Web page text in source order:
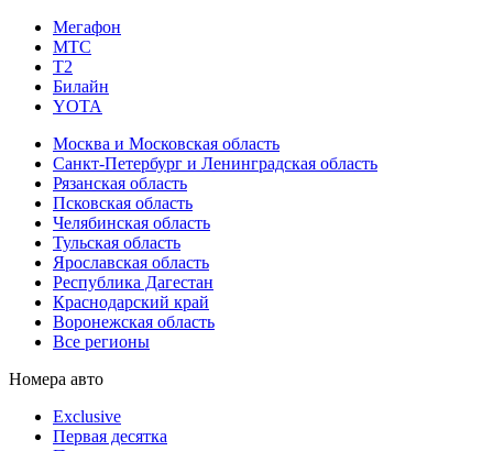
Мегафон
МТС
Т2
Билайн
YOTA
Москва и Московская область
Санкт-Петербург и Ленинградская область
Рязанская область
Псковская область
Челябинская область
Тульская область
Ярославская область
Республика Дагестан
Краснодарский край
Воронежская область
Все регионы
Номера авто
Exclusive
Первая десятка